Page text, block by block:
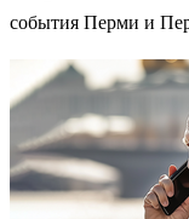
события Перми и